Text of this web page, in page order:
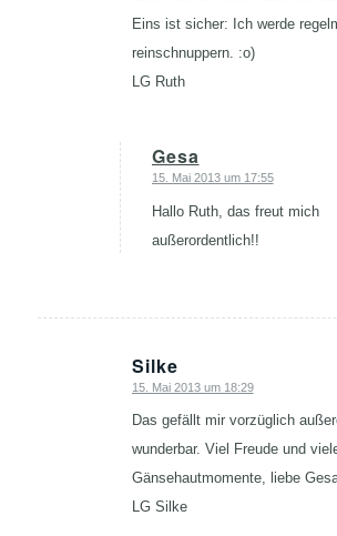
Eins ist sicher: Ich werde
reinschnuppern. :o)
LG Ruth
Gesa
sagte:
15. Mai 2013 um 17:55
Hallo Ruth, das freut mich
außerordentlich!!
Silke
sagte:
15. Mai 2013 um 18:29
Das gefällt mir vorzüglich
wunderbar. Viel Freude und
Gänsehautmomente, liebe
LG Silke